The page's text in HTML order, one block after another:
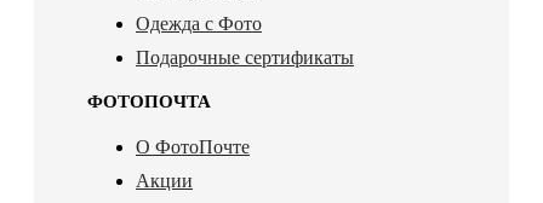
Одежда с Фото
Подарочные сертификаты
ФОТОПОЧТА
О ФотоПочте
Акции